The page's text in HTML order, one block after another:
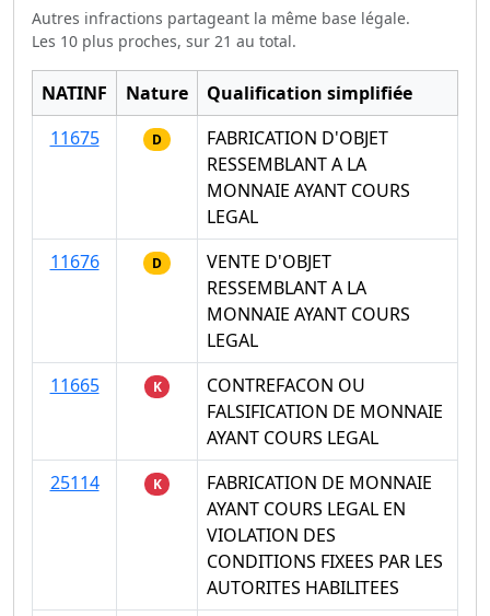
Autres infractions partageant la même base légale.
Les 10 plus proches, sur 21 au total.
NATINF Nature
Qualification simplifiée
11675
D
FABRICATION D'OBJET
RESSEMBLANT A LA
MONNAIE AYANT COURS
LEGAL
11676
D
VENTE D'OBJET
RESSEMBLANT A LA
MONNAIE AYANT COURS
LEGAL
11665
K
CONTREFACON OU
FALSIFICATION DE MONNAIE
AYANT COURS LEGAL
25114
K
FABRICATION DE MONNAIE
AYANT COURS LEGAL EN
VIOLATION DES
CONDITIONS FIXEES PAR LES
AUTORITES HABILITEES